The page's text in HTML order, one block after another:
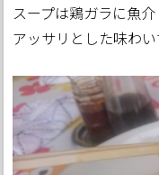
スープは鶏ガラに魚
アッサリとした味わ